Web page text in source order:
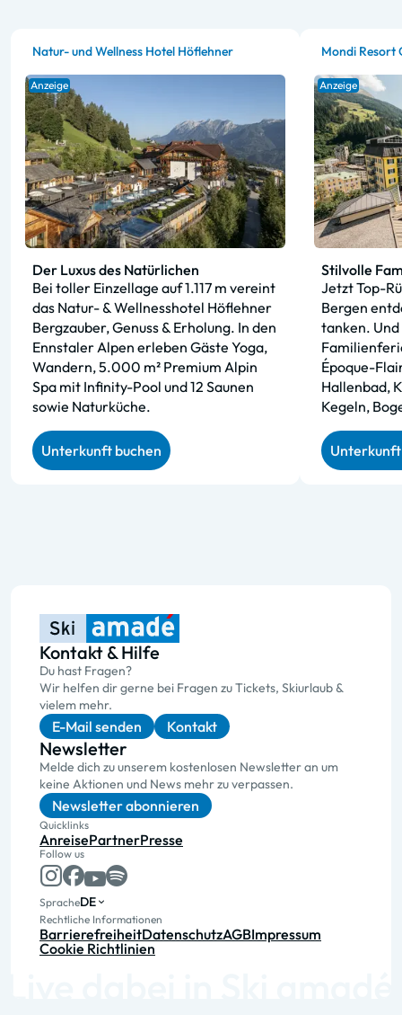
Natur- und Wellness Hotel Höflehner
Anzeige
Der Luxus des Natürlichen
Bei toller Einzellage auf 1.117 m vereint
das Natur- & Wellnesshotel Höflehner
Bergzauber, Genuss & Erholung. In den
Ennstaler Alpen erleben Gäste Yoga,
Wandern, 5.000 m² Premium Alpin
Spa mit Infinity-Pool und 12 Saunen
sowie Naturküche.
Unterkunft buchen
Mondi Resort
Anzeige
Stilvolle
Jetzt Top-
Bergen
tanken.
Époque-
Hallenbad,
Kegeln,
Kontakt & Hilfe
Du hast Fragen?
Wir helfen dir gerne bei Fragen zu Tickets, Skiurlaub &
vielem mehr.
E-Mail senden Kontakt
Newsletter
Melde dich zu unserem kostenlosen Newsletter an um
keine Aktionen und News mehr zu verpassen.
Newsletter abonnieren
Quicklinks
AnreisePartnerPresse
Follow us
SpracheDE
Rechtliche Informationen
BarrierefreiheitDatenschutzAGBImpressum
Cookie Richtlinien